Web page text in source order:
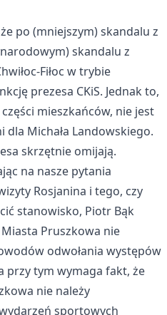
po (mniejszym) skandalu z
skandalu z
Fiłoc w trybie
prezesa CKiS. Jednak to,
mieszkańców, nie jest
dla Michała Landowskiego.
skrzętnie omijają.
na nasze pytania
Rosjanina i tego, czy
stanowisko, Piotr Bąk
Pruszkowa nie
odwołania występów
przy tym wymaga fakt, że
nie należy
sportowych